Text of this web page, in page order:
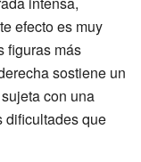
efecto es muy
figuras más
sostiene un
con una
dificultades que